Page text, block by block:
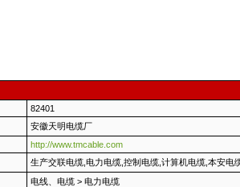
82401
安徽天明电缆厂
http://www.tmcable.com
生产交联电缆,电力电缆,控制电缆,计算机电缆,本安电
电线、电缆 > 电力电缆